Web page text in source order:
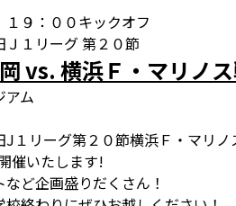
１９：００キックオフ
Ｊ１リーグ 第２０節
vs. 横浜Ｆ・マリノ
アム
J１リーグ第２０節横浜Ｆ・マリ
催いたします!
ど企画盛りだくさん！